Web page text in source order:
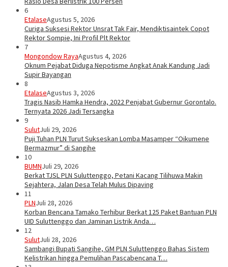
6
EtalaseAgustus 5, 2026
Curiga Suksesi Rektor Unsrat Tak Fair, Mendiktisaintek Copot
Rektor Sompie, Ini Profil Plt Rektor
7
Mongondow RayaAgustus 4, 2026
Oknum Pejabat Diduga Nepotisme Angkat Anak Kandung Jadi
Supir Bayangan
8
EtalaseAgustus 3, 2026
Tragis Nasib Hamka Hendra, 2022 Penjabat Gubernur Gorontalo.
Ternyata 2026 Jadi Tersangka
9
SulutJuli 29, 2026
Puji Tuhan PLN Turut Sukseskan Lomba Masamper “Oikumene
Bermazmur” di Sangihe
10
BUMNJuli 29, 2026
Berkat TJSL PLN Suluttenggo, Petani Kacang Tilihuwa Makin
Sejahtera, Jalan Desa Telah Mulus Dipaving
11
PLNJuli 28, 2026
Korban Bencana Tamako Terhibur Berkat 125 Paket Bantuan PLN
UID Suluttenggo dan Jaminan Listrik Anda…
12
SulutJuli 28, 2026
Sambangi Bupati Sangihe, GM PLN Suluttenggo Bahas Sistem
Kelistrikan hingga Pemulihan Pascabencana T…